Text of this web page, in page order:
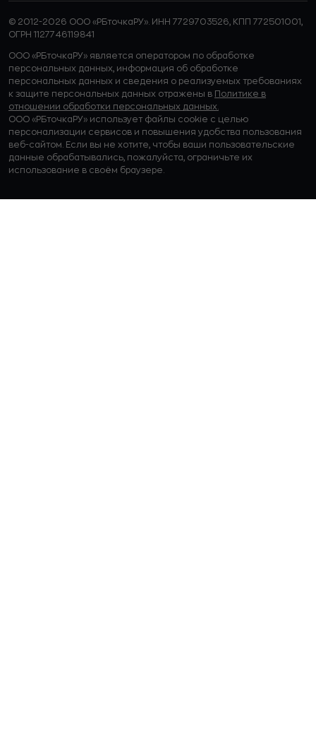
© 2012-2026 ООО «РБточкаРУ». ИНН 7729703526, КПП 772501001,
ОГРН 1127746119841
ООО «РБточкаРУ» является оператором по обработке
персональных данных, информация об обработке
персональных данных и сведения о реализуемых требованиях
к защите персональных данных отражены в Политике в
отношении обработки персональных данных.
ООО «РБточкаРУ» использует файлы cookie с целью
персонализации сервисов и повышения удобства пользования
веб-сайтом. Если вы не хотите, чтобы ваши пользовательские
данные обрабатывались, пожалуйста, ограничьте их
использование в своём браузере.